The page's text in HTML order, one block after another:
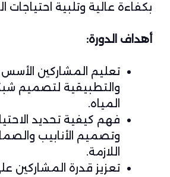
بكفاءة عالية وتلبية احتياجات
أهداف الدورة:
تعليم المشاركين الأسس
والتطبيقية لتصميم
المياه.
فهم كيفية تحديد
وتصميم الأنابيب
اللازمة.
تعزيز قدرة المشاركين